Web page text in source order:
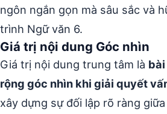
ngôn ngắn gọn mà sâu sắc và
trình Ngữ văn 6.
Giá trị nội dung Góc nhìn
Giá trị nội dung trung tâm là
rộng góc nhìn khi giải quyết
xây dựng sự đối lập rõ ràng